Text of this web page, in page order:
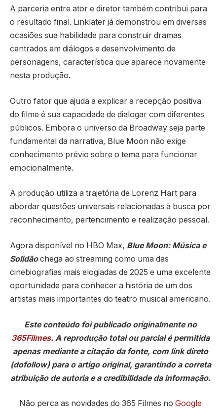
A parceria entre ator e diretor também contribui para
o resultado final. Linklater já demonstrou em diversas
ocasiões sua habilidade para construir dramas
centrados em diálogos e desenvolvimento de
personagens, característica que aparece novamente
nesta produção.
Outro fator que ajuda a explicar a recepção positiva
do filme é sua capacidade de dialogar com diferentes
públicos. Embora o universo da Broadway seja parte
fundamental da narrativa, Blue Moon não exige
conhecimento prévio sobre o tema para funcionar
emocionalmente.
A produção utiliza a trajetória de Lorenz Hart para
abordar questões universais relacionadas à busca por
reconhecimento, pertencimento e realização pessoal.
Agora disponível no HBO Max, Blue Moon: Música e
Solidãochega ao streaming como uma das
cinebiografias mais elogiadas de 2025 e uma excelente
oportunidade para conhecer a história de um dos
artistas mais importantes do teatro musical americano.
Este conteúdo foi publicado originalmente no
365Filmes. A reprodução total ou parcial é permitida
apenas mediante a citação da fonte, com link direto
(dofollow) para o artigo original, garantindo a correta
atribuição de autoria e a credibilidade da informação.
Não perca as novidades do 365 Filmes no Google